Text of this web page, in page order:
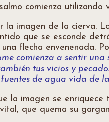
comienza
la imagen de la cierva.
que se esconde
flecha envenenada.
comienza a sentir
tus vicios y
de agua vida de
la imagen se
que quema su